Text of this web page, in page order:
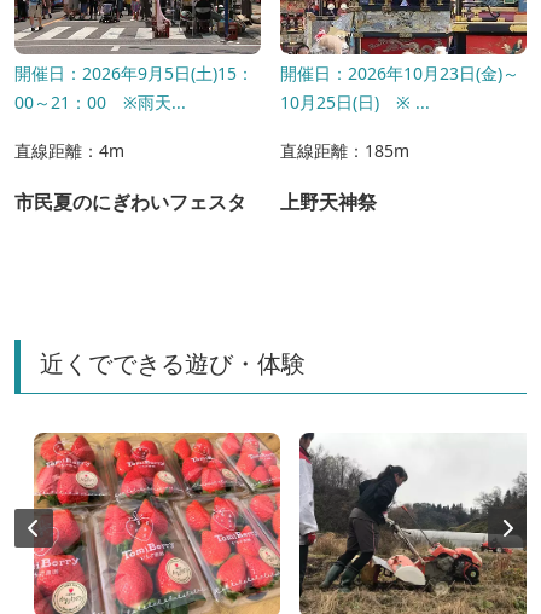
開催日：2026年9月5日(土)15：
00～21：00 ※雨天...
直線距離：4m
市民夏のにぎわいフェスタ
開催日：2026年10月23日(金)～
10月25日(日) ※ ...
直線距離：185m
上野天神祭
近くでできる遊び・体験